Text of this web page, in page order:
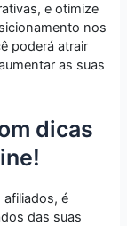
e otimize
nos
poderá atrair
as suas
dicas
afiliados, é
das suas